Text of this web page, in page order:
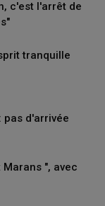
c'est l'arrêt de
tranquille
pas d'arrivée
", avec